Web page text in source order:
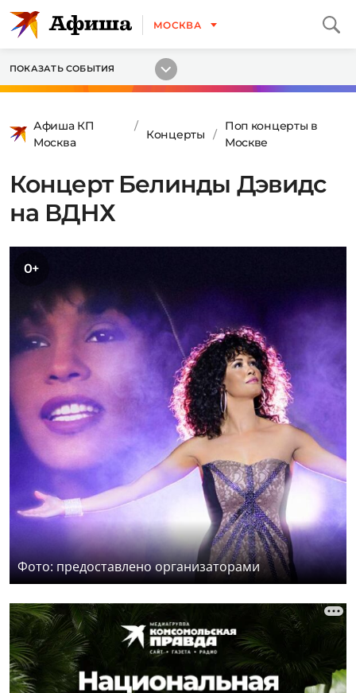
МОСКВА
ПОКАЗАТЬ СОБЫТИЯ
Афиша КП
Москва
Концерты
Поп концерты в
Москве
Концерт Белинды Дэвидс
на ВДНХ
0+
Фото: предоставлено организаторами